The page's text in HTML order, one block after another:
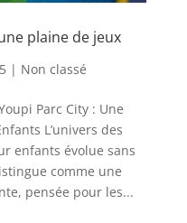
plaine de jeux
| Non classé
Parc City : Une
L’univers des
enfants évolue sans
comme une
pensée pour les...